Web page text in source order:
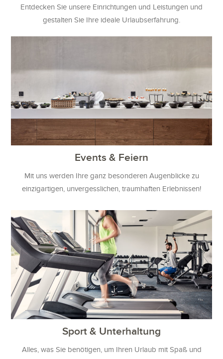
Entdecken Sie unsere Einrichtungen und Leistungen und
gestalten Sie Ihre ideale Urlaubserfahrung.
Events & Feiern
Mit uns werden Ihre ganz besonderen Augenblicke zu
einzigartigen, unvergesslichen, traumhaften Erlebnissen!
Sport & Unterhaltung
Alles, was Sie benötigen, um Ihren Urlaub mit Spaß und